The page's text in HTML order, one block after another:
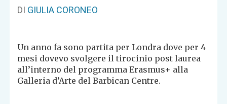
DI GIULIA CORONEO
Un anno fa sono partita per Londra dove per 4
mesi dovevo svolgere il tirocinio post laurea
all’interno del programma Erasmus+ alla
Galleria d’Arte del Barbican Centre.